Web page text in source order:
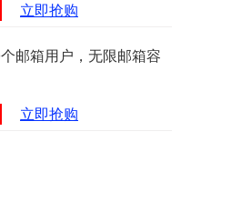
立即抢购
邮箱用户，无限邮箱容
立即抢购